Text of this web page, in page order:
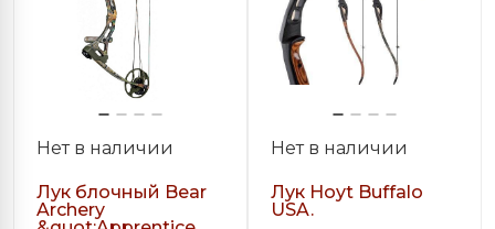
Нет в наличии
Лук блочный Bear
Archery
Нет в наличии
Лук Hoyt Buffalo
USA.